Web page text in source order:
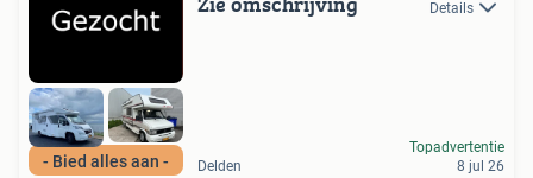
- Bied alles aan -
Details
Delden
Topadvertentie
8 jul 26